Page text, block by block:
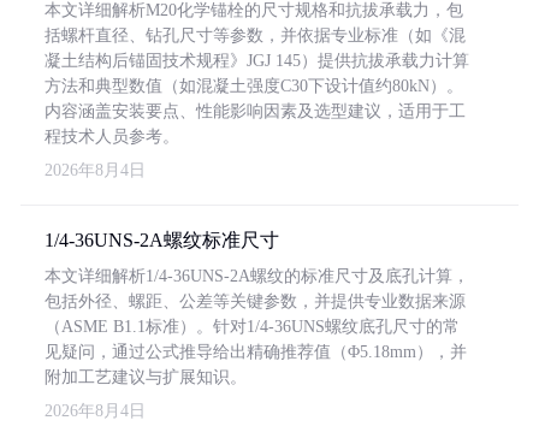
本文详细解析M20化学锚栓的尺寸规格和抗拔承载力，包
括螺杆直径、钻孔尺寸等参数，并依据专业标准（如《混
凝土结构后锚固技术规程》JGJ 145）提供抗拔承载力计算
方法和典型数值（如混凝土强度C30下设计值约80kN）。
内容涵盖安装要点、性能影响因素及选型建议，适用于工
程技术人员参考。
2026年8月4日
1/4-36UNS-2A螺纹标准尺寸
本文详细解析1/4-36UNS-2A螺纹的标准尺寸及底孔计算，
包括外径、螺距、公差等关键参数，并提供专业数据来源
（ASME B1.1标准）。针对1/4-36UNS螺纹底孔尺寸的常
见疑问，通过公式推导给出精确推荐值（Φ5.18mm），并
附加工艺建议与扩展知识。
2026年8月4日